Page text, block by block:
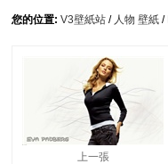
您的位置: V3壁紙站 / 人物 壁紙 /
上一張